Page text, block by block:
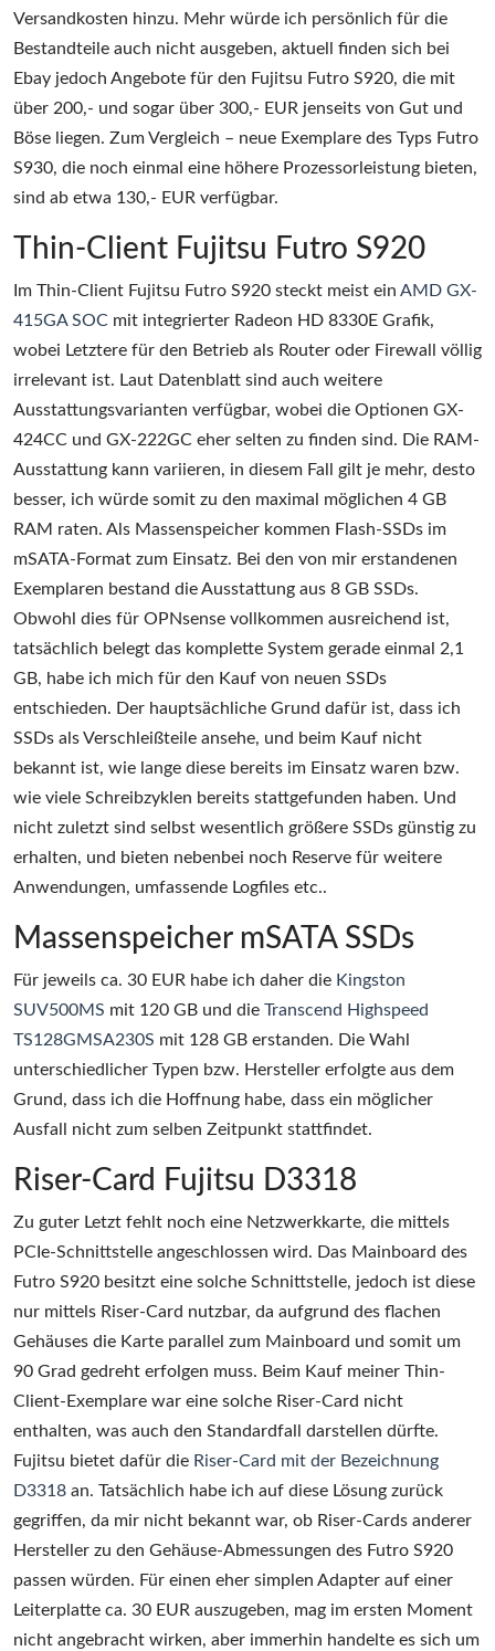
Versandkosten hinzu. Mehr würde ich persönlich für die
Bestandteile auch nicht ausgeben, aktuell finden sich bei
Ebay jedoch Angebote für den Fujitsu Futro S920, die mit
über 200,- und sogar über 300,- EUR jenseits von Gut und
Böse liegen. Zum Vergleich – neue Exemplare des Typs Futro
S930, die noch einmal eine höhere Prozessorleistung bieten,
sind ab etwa 130,- EUR verfügbar.
Thin-Client Fujitsu Futro S920
Im Thin-Client Fujitsu Futro S920 steckt meist ein AMD GX-
415GA SOC mit integrierter Radeon HD 8330E Grafik,
wobei Letztere für den Betrieb als Router oder Firewall völlig
irrelevant ist. Laut Datenblatt sind auch weitere
Ausstattungsvarianten verfügbar, wobei die Optionen GX-
424CC und GX-222GC eher selten zu finden sind. Die RAM-
Ausstattung kann variieren, in diesem Fall gilt je mehr, desto
besser, ich würde somit zu den maximal möglichen 4 GB
RAM raten. Als Massenspeicher kommen Flash-SSDs im
mSATA-Format zum Einsatz. Bei den von mir erstandenen
Exemplaren bestand die Ausstattung aus 8 GB SSDs.
Obwohl dies für OPNsense vollkommen ausreichend ist,
tatsächlich belegt das komplette System gerade einmal 2,1
GB, habe ich mich für den Kauf von neuen SSDs
entschieden. Der hauptsächliche Grund dafür ist, dass ich
SSDs als Verschleißteile ansehe, und beim Kauf nicht
bekannt ist, wie lange diese bereits im Einsatz waren bzw.
wie viele Schreibzyklen bereits stattgefunden haben. Und
nicht zuletzt sind selbst wesentlich größere SSDs günstig zu
erhalten, und bieten nebenbei noch Reserve für weitere
Anwendungen, umfassende Logfiles etc..
Massenspeicher mSATA SSDs
Für jeweils ca. 30 EUR habe ich daher die Kingston
SUV500MS mit 120 GB und die Transcend Highspeed
TS128GMSA230S mit 128 GB erstanden. Die Wahl
unterschiedlicher Typen bzw. Hersteller erfolgte aus dem
Grund, dass ich die Hoffnung habe, dass ein möglicher
Ausfall nicht zum selben Zeitpunkt stattfindet.
Riser-Card Fujitsu D3318
Zu guter Letzt fehlt noch eine Netzwerkkarte, die mittels
PCIe-Schnittstelle angeschlossen wird. Das Mainboard des
Futro S920 besitzt eine solche Schnittstelle, jedoch ist diese
nur mittels Riser-Card nutzbar, da aufgrund des flachen
Gehäuses die Karte parallel zum Mainboard und somit um
90 Grad gedreht erfolgen muss. Beim Kauf meiner Thin-
Client-Exemplare war eine solche Riser-Card nicht
enthalten, was auch den Standardfall darstellen dürfte.
Fujitsu bietet dafür die Riser-Card mit der Bezeichnung
D3318 an. Tatsächlich habe ich auf diese Lösung zurück
gegriffen, da mir nicht bekannt war, ob Riser-Cards anderer
Hersteller zu den Gehäuse-Abmessungen des Futro S920
passen würden. Für einen eher simplen Adapter auf einer
Leiterplatte ca. 30 EUR auszugeben, mag im ersten Moment
nicht angebracht wirken, aber immerhin handelte es sich um